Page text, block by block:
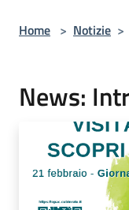
Home > Notizie >
News: